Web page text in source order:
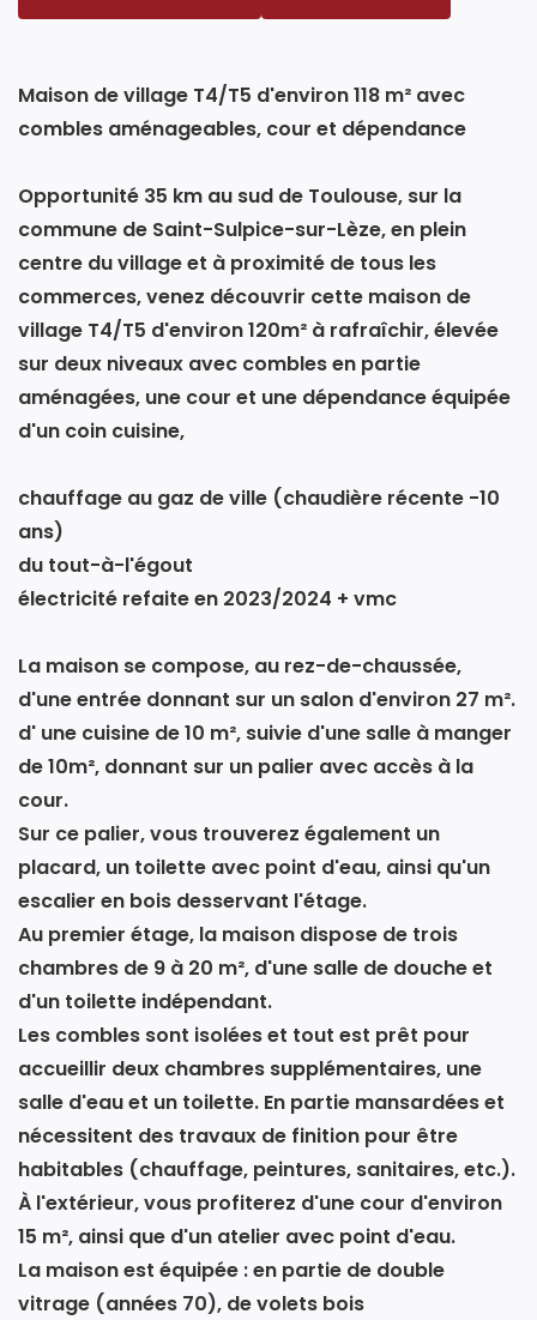
Maison de village T4/T5 d'environ 118 m² avec
combles aménageables, cour et dépendance
Opportunité 35 km au sud de Toulouse, sur la
commune de Saint-Sulpice-sur-Lèze, en plein
centre du village et à proximité de tous les
commerces, venez découvrir cette maison de
village T4/T5 d'environ 120m² à rafraîchir, élevée
sur deux niveaux avec combles en partie
aménagées, une cour et une dépendance équipée
d'un coin cuisine,
chauffage au gaz de ville (chaudière récente -10
ans)
du tout-à-l'égout
électricité refaite en 2023/2024 + vmc
La maison se compose, au rez-de-chaussée,
d'une entrée donnant sur un salon d'environ 27 m².
d' une cuisine de 10 m², suivie d'une salle à manger
de 10m², donnant sur un palier avec accès à la
cour.
Sur ce palier, vous trouverez également un
placard, un toilette avec point d'eau, ainsi qu'un
escalier en bois desservant l'étage.
Au premier étage, la maison dispose de trois
chambres de 9 à 20 m², d'une salle de douche et
d'un toilette indépendant.
Les combles sont isolées et tout est prêt pour
accueillir deux chambres supplémentaires, une
salle d'eau et un toilette. En partie mansardées et
nécessitent des travaux de finition pour être
habitables (chauffage, peintures, sanitaires, etc.).
À l'extérieur, vous profiterez d'une cour d'environ
15 m², ainsi que d'un atelier avec point d'eau.
La maison est équipée : en partie de double
vitrage (années 70), de volets bois